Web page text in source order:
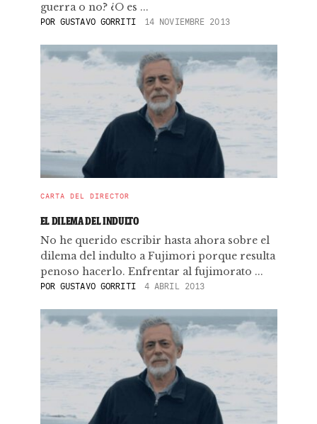
guerra o no? ¿O es ...
POR GUSTAVO GORRITI 14 NOVIEMBRE 2013
CARTA DEL DIRECTOR
EL DILEMA DEL INDULTO
No he querido escribir hasta ahora sobre el
dilema del indulto a Fujimori porque resulta
penoso hacerlo. Enfrentar al fujimorato ...
POR GUSTAVO GORRITI 4 ABRIL 2013